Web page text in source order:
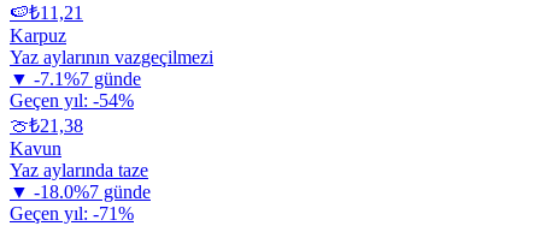
🍉₺11,21
Karpuz
Yaz aylarının vazgeçilmezi
▼ -7.1%7 günde
Geçen yıl: -54%
🍈₺21,38
Kavun
Yaz aylarında taze
▼ -18.0%7 günde
Geçen yıl: -71%